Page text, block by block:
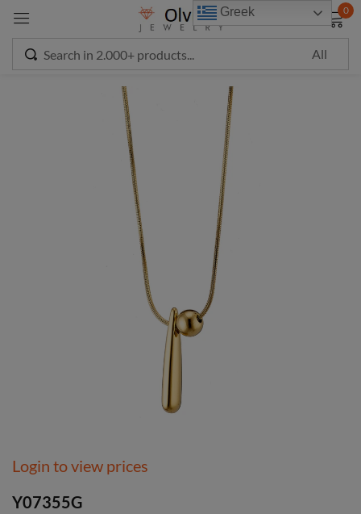
0
Login to view prices
Y07355G
Greek
Sign in
Remember me
CREATE AN ACCOUNT
modal-check